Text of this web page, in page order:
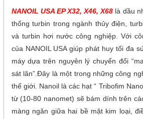
NANOIL USA EP X32, X46, X68 là dầu
thống turbin trong ngành thủy điện,
và turbin hơi nước công nghiệp. Với
của NANOIL USA giúp phát huy tối đa
máy dựa trên nguyên lý chuyển đổi
sát lăn”.Đây là một trong những công
thế giới. Nanoil là các hạt “ Tribofim
từ (10-80 nanomet) sẽ bám dính trên
màng ngăn giữa hai bề mặt kim loại,